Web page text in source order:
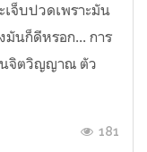
จ็บปวดเพราะมัน
นก็ดีหรอก... การ
นจิตวิญญาณ ตัว
181